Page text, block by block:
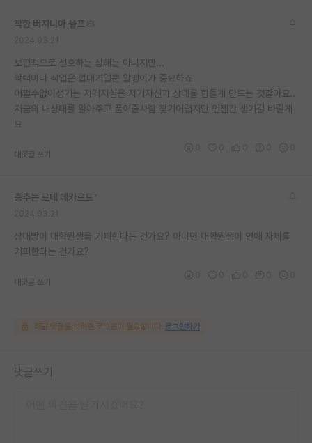
착한 버지니아 울프
보편적으로 선호하는 상태는 아니지만...
학력이나 직업은 껍대기일뿐 알맹이가 중요하죠
어쩔수없이생기는 자격지심은 자기자신과 상대를 힘들게 만드는 것같아요..
지금의 내상태를 알아주고 품어줄사람 찾기어렵지만 언젠간 생기길 바랄게
요
대댓글 쓰기
춤추는 르네 데카르트
상대방이 대학원생을 기피한다는 건가요? 아니면 대학원생이 연애 자체를
기피한다는 건가요?
대댓글 쓰기
해당 댓글을 보려면 로그인이 필요합니다. 로그인하기
댓글쓰기